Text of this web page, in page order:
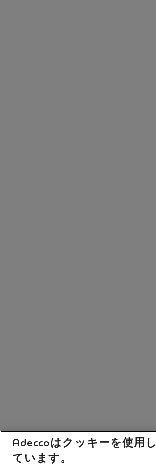
Adeccoはクッキーを使用し
ています。